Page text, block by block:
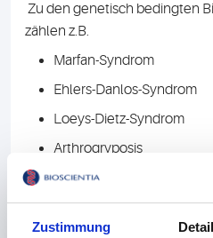
Zustimmung
Zu den genetisch bedingten
zählen z.B.
Marfan-Syndrom
Ehlers-Danlos-Syndrom
Loeys-Dietz-Syndrom
Arthrogryposis
Auch manche Aortopathien/
eine genetische Ursache
Verdachtsdiagnosen bieten